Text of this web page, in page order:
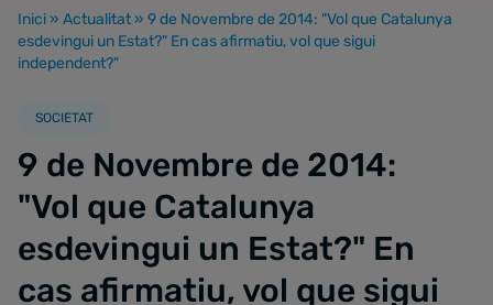
Inici » Actualitat » 9 de Novembre de 2014: "Vol que Catalunya
esdevingui un Estat?" En cas afirmatiu, vol que sigui
independent?"
SOCIETAT
9 de Novembre de 2014:
"Vol que Catalunya
esdevingui un Estat?" En
cas afirmatiu, vol que sigui